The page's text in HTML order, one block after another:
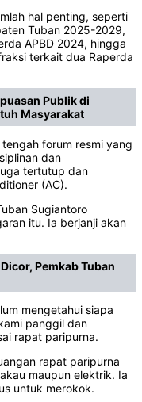
hal penting, seperti
Tuban 2025-2029,
APBD 2024, hingga
terkait dua Raperda
Publik di
Masyarakat
forum resmi yang
dan
tertutup dan
(AC).
Sugiantoro
itu. Ia berjanji akan
Pemkab Tuban
mengetahui siapa
panggil dan
rapat paripurna.
rapat paripurna
maupun elektrik. Ia
untuk merokok.